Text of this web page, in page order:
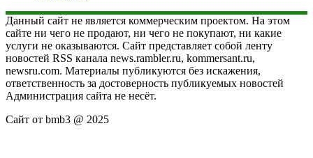
Данный сайт не является коммерческим проектом. На этом
сайте ни чего не продают, ни чего не покупают, ни какие
услуги не оказываются. Сайт представляет собой ленту
новостей RSS канала news.rambler.ru, kommersant.ru,
newsru.com. Материалы публикуются без искажения,
ответственность за достоверность публикуемых новостей
Администрация сайта не несёт.
Сайт от bmb3 @ 2025